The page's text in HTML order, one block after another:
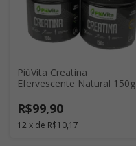
PiùVita Creatina
Efervescente Natural 150g
R$99,90
12 x de R$10,17